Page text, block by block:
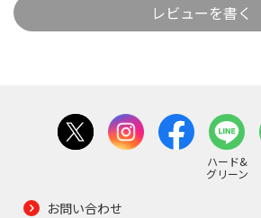
レビューを書く
ハード&
グリーン
お問い合わせ